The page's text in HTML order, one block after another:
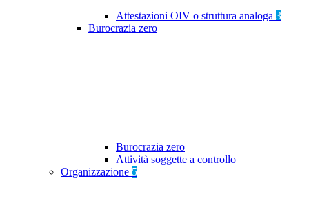
Attestazioni OIV o struttura analoga 3
Burocrazia zero
Burocrazia zero
Attività soggette a controllo
Organizzazione 5